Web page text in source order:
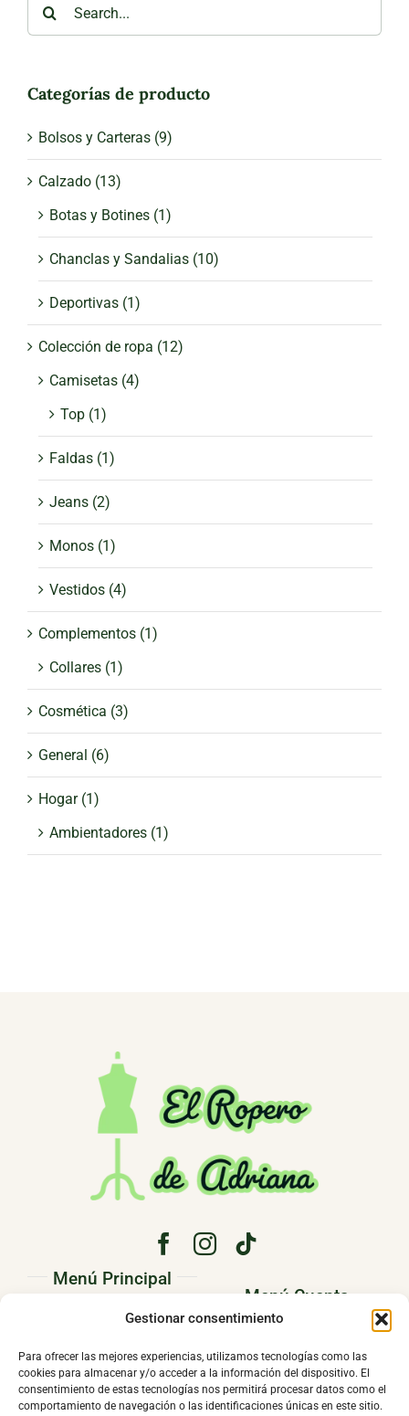
Gestionar consentimiento
Para ofrecer las mejores experiencias, utilizamos tecnologías como las
cookies para almacenar y/o acceder a la información del dispositivo. El
consentimiento de estas tecnologías nos permitirá procesar datos como el
comportamiento de navegación o las identificaciones únicas en este sitio.
Categorías de producto
Bolsos y Carteras (9)
Calzado (13)
Botas y Botines (1)
Chanclas y Sandalias (10)
Deportivas (1)
Colección de ropa (12)
Camisetas (4)
Top (1)
Faldas (1)
Jeans (2)
Monos (1)
Vestidos (4)
Complementos (1)
Collares (1)
Cosmética (3)
General (6)
Hogar (1)
Ambientadores (1)
Menú Principal
PRINCIPAL
CONÓCENOS
TIENDA
Menú Cuenta
Direcciones
Mi cuenta